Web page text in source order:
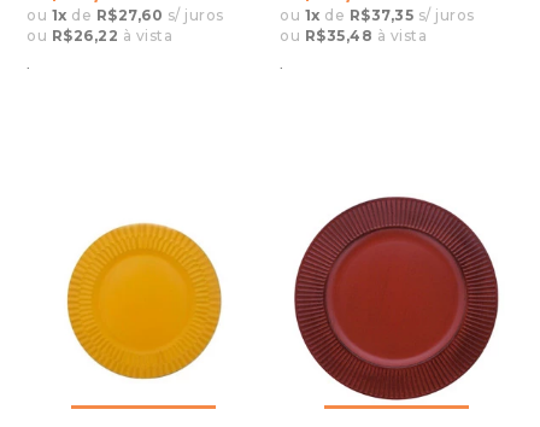
ou 1x de R$27,60 s/ juros
ou R$26,22 à vista
.
ou 1x de R$37,35 s/ juros
ou R$35,48 à vista
.